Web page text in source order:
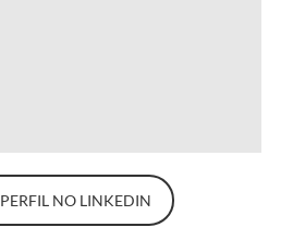
PERFIL NO LINKEDIN